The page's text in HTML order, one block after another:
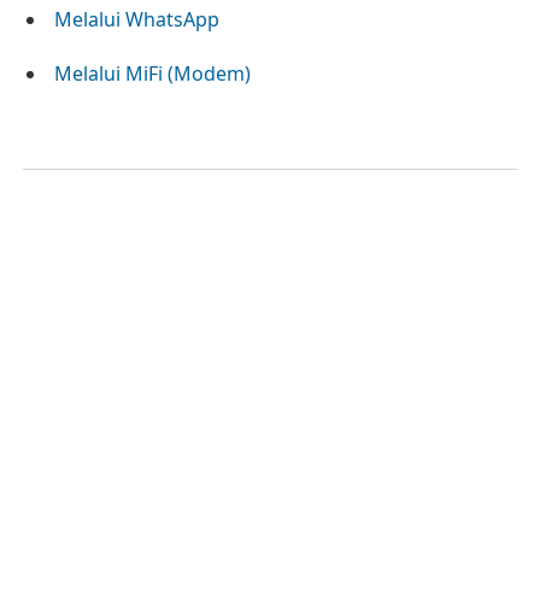
Melalui WhatsApp
Melalui MiFi (Modem)